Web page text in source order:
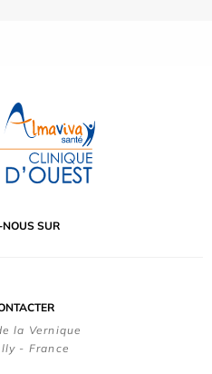
SUR
la Vernique
- France